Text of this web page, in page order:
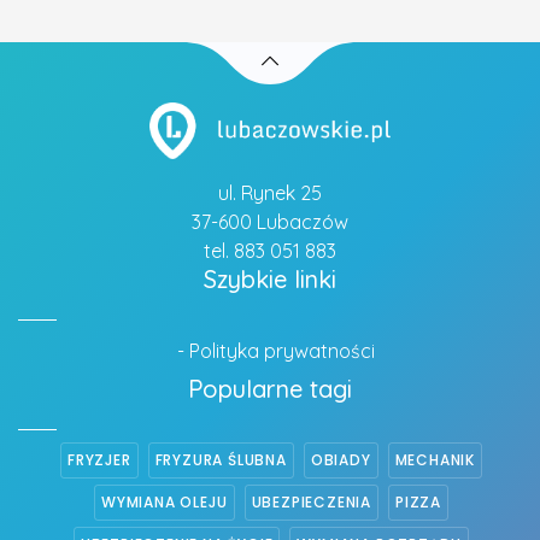
ul. Rynek 25
37-600 Lubaczów
tel. 883 051 883
Szybkie linki
- Polityka prywatności
Popularne tagi
FRYZJER FRYZURA ŚLUBNA OBIADY MECHANIK
WYMIANA OLEJU UBEZPIECZENIA PIZZA